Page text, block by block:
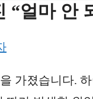
“얼마 안
가졌습니다.